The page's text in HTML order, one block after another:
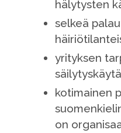
hälytysten
selkeä
yrityksen
kotimainen
on